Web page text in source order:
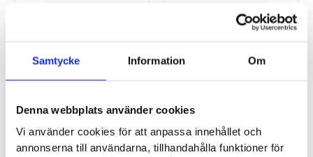
Samtycke Information Om
Denna webbplats använder cookies
Vi använder cookies för att anpassa innehållet och
annonserna till användarna, tillhandahålla funktioner för
• Självhäftande elektroder
för TENS-apparater